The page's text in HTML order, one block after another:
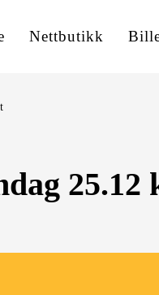
Nettbutikk
25.12